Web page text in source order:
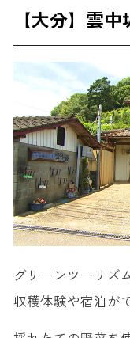
【大分】雲中
グリーンツーリズ
収穫体験や宿泊が